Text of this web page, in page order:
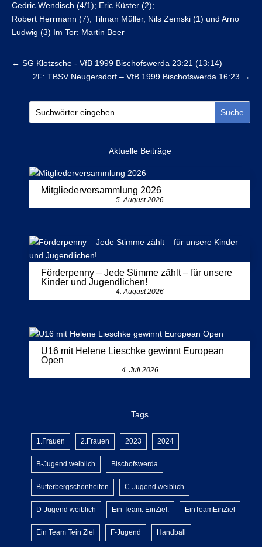
Cedric Wendisch (4/1); Eric Küster (2);
Robert Herrmann (7); Tilman Müller, Nils Zemski (1) und Arno
Ludwig (3) Im Tor: Martin Beer
← SG Klotzsche - VfB 1999 Bischofswerda 23:21 (13:14)
2F: TBSV Neugersdorf – VfB 1999 Bischofswerda 16:23 →
Aktuelle Beiträge
Mitgliederversammlung 2026
5. August 2026
Förderpenny – Jede Stimme zählt – für unsere
Kinder und Jugendlichen!
4. August 2026
U16 mit Helene Lieschke gewinnt European
Open
4. Juli 2026
Tags
1.Frauen 2.Frauen 2023 2024
B-Jugend weiblich Bischofswerda
Butterbergschönheiten C-Jugend weiblich
D-Jugend weiblich Ein Team. EinZiel. EinTeamEinZiel
Ein Team Tein Ziel F-Jugend Handball